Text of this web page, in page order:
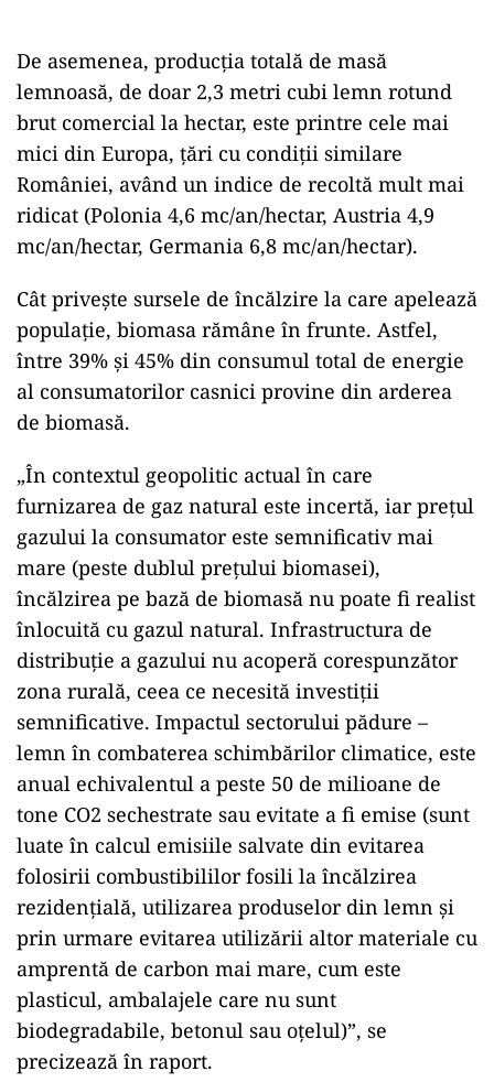
De asemenea, producţia totală de masă
lemnoasă, de doar 2,3 metri cubi lemn rotund
brut comercial la hectar, este printre cele mai
mici din Europa, ţări cu condiţii similare
României, având un indice de recoltă mult mai
ridicat (Polonia 4,6 mc/an/hectar, Austria 4,9
mc/an/hectar, Germania 6,8 mc/an/hectar).
Cât priveşte sursele de încălzire la care apelează
populaţie, biomasa rămâne în frunte. Astfel,
între 39% şi 45% din consumul total de energie
al consumatorilor casnici provine din arderea
de biomasă.
„În contextul geopolitic actual în care
furnizarea de gaz natural este incertă, iar preţul
gazului la consumator este semnificativ mai
mare (peste dublul preţului biomasei),
încălzirea pe bază de biomasă nu poate fi realist
înlocuită cu gazul natural. Infrastructura de
distribuţie a gazului nu acoperă corespunzător
zona rurală, ceea ce necesită investiţii
semnificative. Impactul sectorului pădure –
lemn în combaterea schimbărilor climatice, este
anual echivalentul a peste 50 de milioane de
tone CO2 sechestrate sau evitate a fi emise (sunt
luate în calcul emisiile salvate din evitarea
folosirii combustibililor fosili la încălzirea
rezidenţială, utilizarea produselor din lemn şi
prin urmare evitarea utilizării altor materiale cu
amprentă de carbon mai mare, cum este
plasticul, ambalajele care nu sunt
biodegradabile, betonul sau oţelul)”, se
precizează în raport.